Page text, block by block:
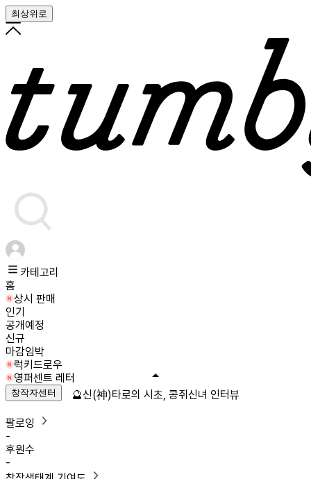
최상위로
카테고리
홈
상시 판매
인기
공개예정
신규
마감임박
럭키드로우
영퍼센트 레터
창작자센터
팔로잉
-
후원수
-
🔮신(神)타로의 시초, 콩쥐신녀 인터뷰